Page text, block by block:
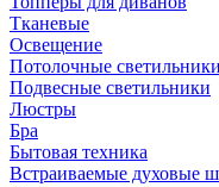
Тканевые
Освещение
Потолочные светильники
Подвесные светильники
Люстры
Бра
Бытовая техника
Встраиваемые духовые